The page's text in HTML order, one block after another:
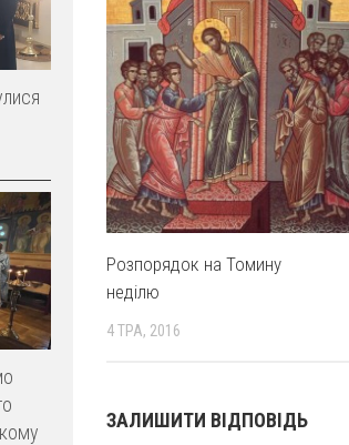
Розпорядок на Томину
неділю
4 ТРА, 2016
ЗАЛИШИТИ ВІДПОВІДЬ